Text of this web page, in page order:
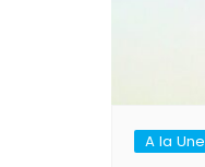
A la Une